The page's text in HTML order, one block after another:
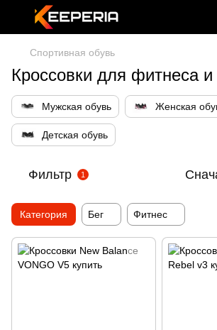
Спортивная обувь
Кроссовки для фитнеса и
Мужская обувь Женская
Детская обувь
Фильтр 1
Категория Бег Фитнес